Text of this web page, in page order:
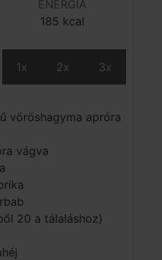
ENERGIA
185 kcal
1x 2x 3x
vöröshagyma apróra
vágva
20 a tálaláshoz)